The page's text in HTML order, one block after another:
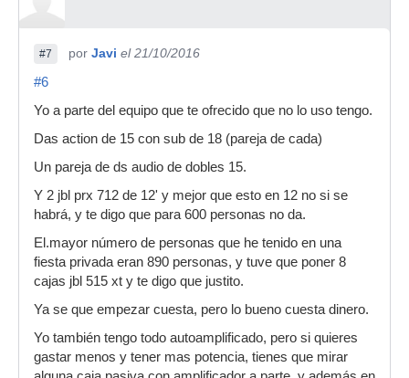
#7 por Javi el 21/10/2016
#6
Yo a parte del equipo que te ofrecido que no lo uso tengo.
Das action de 15 con sub de 18 (pareja de cada)
Un pareja de ds audio de dobles 15.
Y 2 jbl prx 712 de 12' y mejor que esto en 12 no si se
habrá, y te digo que para 600 personas no da.
El.mayor número de personas que he tenido en una
fiesta privada eran 890 personas, y tuve que poner 8
cajas jbl 515 xt y te digo que justito.
Ya se que empezar cuesta, pero lo bueno cuesta dinero.
Yo también tengo todo autoamplificado, pero si quieres
gastar menos y tener mas potencia, tienes que mirar